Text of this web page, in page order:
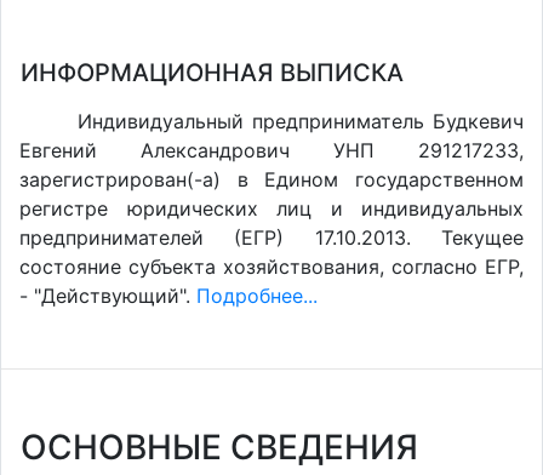
ИНФОРМАЦИОННАЯ ВЫПИСКА
Индивидуальный предприниматель Будкевич
Евгений Александрович УНП 291217233,
зарегистрирован(-а) в Едином государственном
регистре юридических лиц и индивидуальных
предпринимателей (ЕГР) 17.10.2013. Текущее
состояние субъекта хозяйствования, согласно ЕГР,
- "Действующий". Подробнее...
ОСНОВНЫЕ СВЕДЕНИЯ